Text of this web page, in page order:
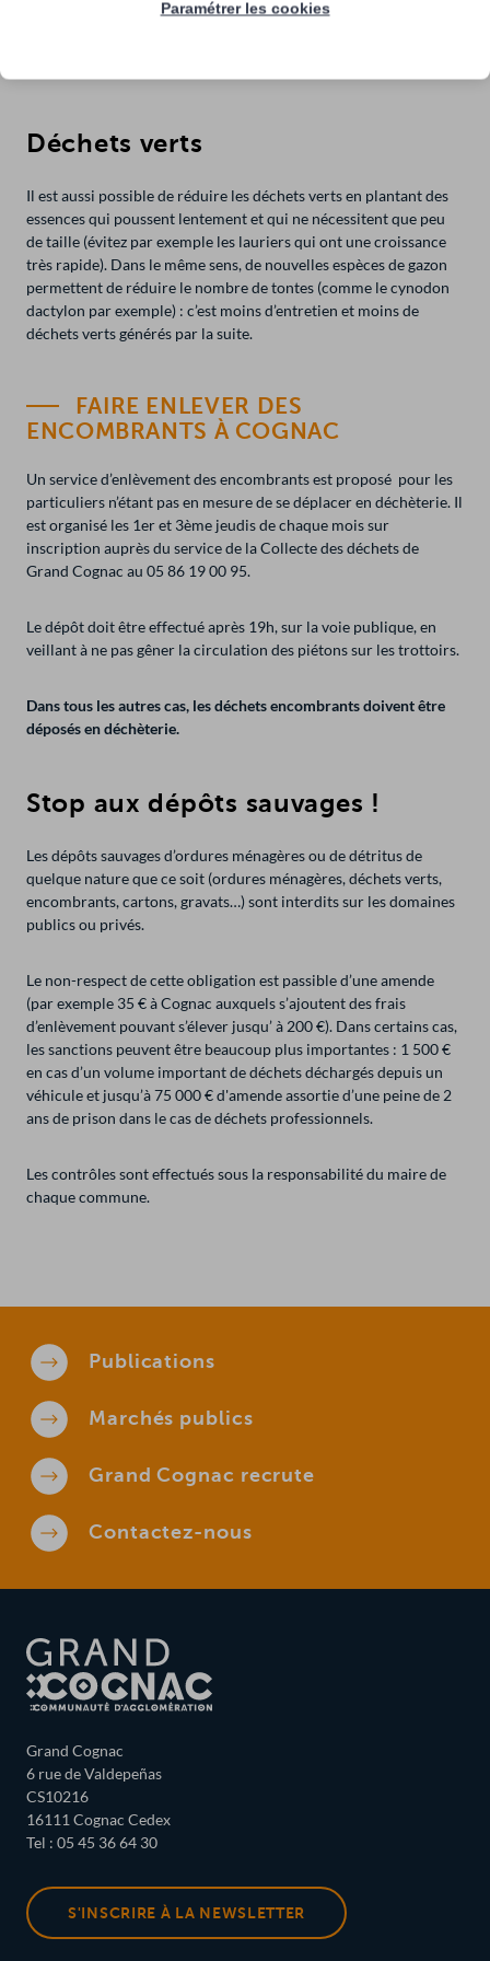
verre. En revanche, les objets en verre non alimentaires ne sont
Déchets verts
Il est aussi possible de réduire les déchets verts en plantant des
essences qui poussent lentement et qui ne nécessitent que peu
de taille (évitez par exemple les lauriers qui ont une croissance
très rapide). Dans le même sens, de nouvelles espèces de gazon
permettent de réduire le nombre de tontes (comme le cynodon
dactylon par exemple) : c’est moins d’entretien et moins de
déchets verts générés par la suite.
FAIRE ENLEVER DES
ENCOMBRANTS À COGNAC
Un service d’enlèvement des encombrants est proposé pour les
particuliers n’étant pas en mesure de se déplacer en déchèterie. Il
est organisé les 1er et 3ème jeudis de chaque mois sur
inscription auprès du service de la Collecte des déchets de
Grand Cognac au 05 86 19 00 95.
Le dépôt doit être effectué après 19h, sur la voie publique, en
veillant à ne pas gêner la circulation des piétons sur les trottoirs.
Dans tous les autres cas, les déchets encombrants doivent être
déposés en déchèterie.
Stop aux dépôts sauvages !
Les dépôts sauvages d’ordures ménagères ou de détritus de
quelque nature que ce soit (ordures ménagères, déchets verts,
encombrants, cartons, gravats…) sont interdits sur les domaines
publics ou privés.
Le non-respect de cette obligation est passible d’une amende
(par exemple 35 € à Cognac auxquels s’ajoutent des frais
d’enlèvement pouvant s’élever jusqu’ à 200 €). Dans certains cas,
les sanctions peuvent être beaucoup plus importantes : 1 500 €
en cas d’un volume important de déchets déchargés depuis un
véhicule et jusqu’à 75 000 € d'amende assortie d’une peine de 2
ans de prison dans le cas de déchets professionnels.
Les contrôles sont effectués sous la responsabilité du maire de
chaque commune.
Publications
Marchés publics
Grand Cognac recrute
Contactez-nous
Grand Cognac
6 rue de Valdepeñas
CS10216
16111 Cognac Cedex
Tel : 05 45 36 64 30
S'INSCRIRE À LA NEWSLETTER
Paramétrer les cookies